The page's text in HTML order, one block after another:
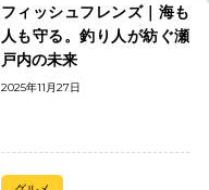
フィッシュフレンズ｜海も
人も守る。釣り人が紡ぐ瀬
戸内の未来
2025年11月27日